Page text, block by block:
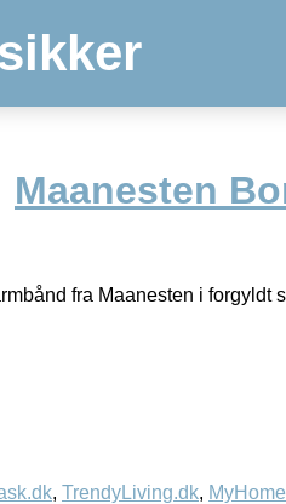
Maanesten
fra Maanesten i forgyldt
, TrendyLiving.dk,